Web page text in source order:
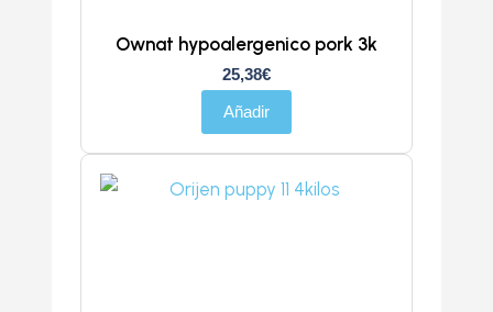
Ownat hypoalergenico pork 3k
25,38€
Añadir